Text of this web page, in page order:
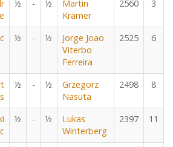
½ - ½
Martin
Krämer
2560 3
½ - ½
Jorge Joao
Viterbo
Ferreira
2525 6
½ - ½
Grzegorz
Nasuta
2498 8
½ - ½
Lukas
Winterberg
2397 11